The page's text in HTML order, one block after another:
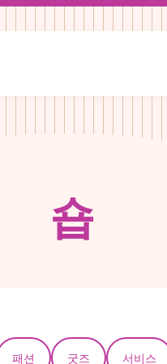
숍
패션 굿즈 서비스